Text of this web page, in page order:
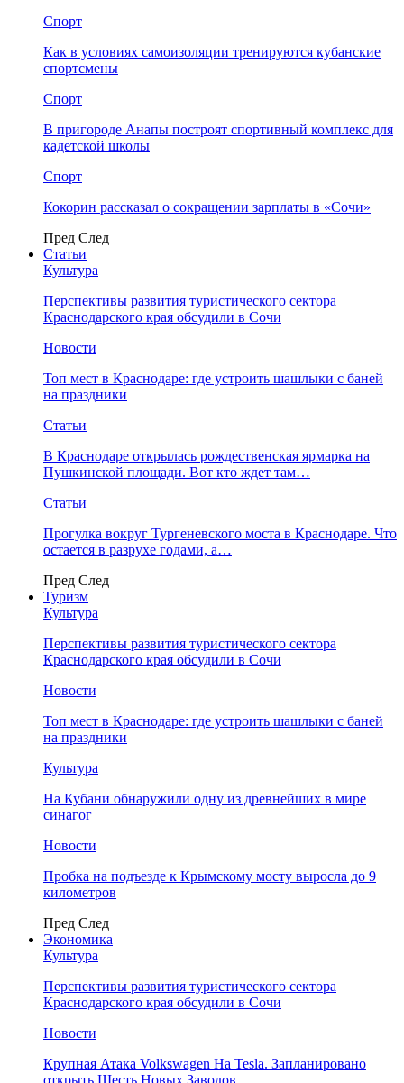
Спорт
Как в условиях самоизоляции тренируются кубанские
спортсмены
Спорт
В пригороде Анапы построят спортивный комплекс для
кадетской школы
Спорт
Кокорин рассказал о сокращении зарплаты в «Сочи»
Пред След
Статьи
Культура
Перспективы развития туристического сектора
Краснодарского края обсудили в Сочи
Новости
Топ мест в Краснодаре: где устроить шашлыки с баней
на праздники
Статьи
В Краснодаре открылась рождественская ярмарка на
Пушкинской площади. Вот кто ждет там…
Статьи
Прогулка вокруг Тургеневского моста в Краснодаре. Что
остается в разрухе годами, а…
Пред След
Туризм
Культура
Перспективы развития туристического сектора
Краснодарского края обсудили в Сочи
Новости
Топ мест в Краснодаре: где устроить шашлыки с баней
на праздники
Культура
На Кубани обнаружили одну из древнейших в мире
синагог
Новости
Пробка на подъезде к Крымскому мосту выросла до 9
километров
Пред След
Экономика
Культура
Перспективы развития туристического сектора
Краснодарского края обсудили в Сочи
Новости
Крупная Атака Volkswagen На Tesla. Запланировано
открыть Шесть Новых Заводов